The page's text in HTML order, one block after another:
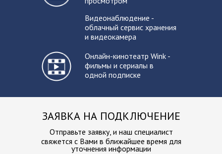
Онлайн-кинотеатр Wink -
фильмы и сериалы в
одной подписке
ЗАЯВКА НА ПОДКЛЮЧЕНИЕ
Отправьте заявку, и наш специалист
свяжется с Вами в ближайшее время для
уточнения информации
Видеонаблюдение -
облачный сервис хранения
и видеокамера